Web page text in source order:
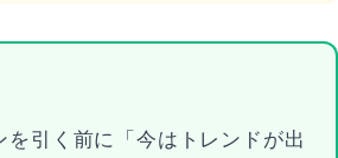
引く前に「今はトレンドが出